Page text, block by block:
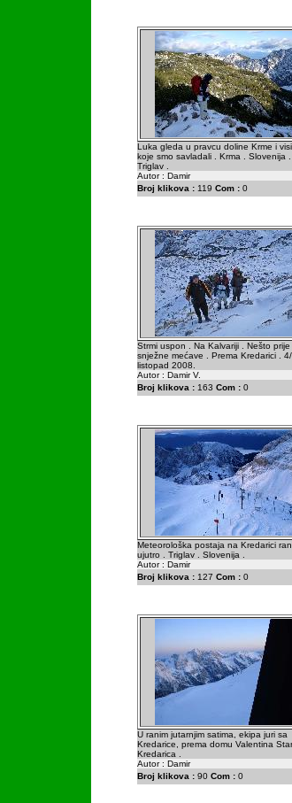
Luka gleda u pravcu doline Krme i
koje smo savladali . Krma . Slovenija .
Triglav .
Autor : Damir
Broj klikova : 119 Com : 0
Strmi uspon . Na Kalvariji . Nešto prije
snježne mećave . Prema Kredarici .
listopad 2008.
Autor : Damir V.
Broj klikova : 163 Com : 0
Meteorološka postaja na Kredarici
ujutro . Triglav . Slovenija .
Autor : Damir
Broj klikova : 127 Com : 0
U ranim jutarnjim satima, ekipa juri sa
Kredarice, prema domu Valentina
Kredarica .
Autor : Damir
Broj klikova : 90 Com : 0